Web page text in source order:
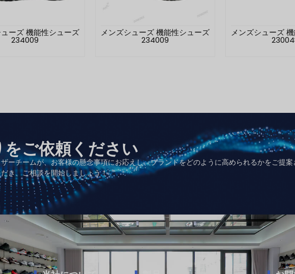
ーズ 機能性シューズ
234009
メンズシューズ 機能性シューズ
234009
メンズシューズ
ご依頼ください
ーチームが、お客様の懸念事項にお応えし、ブランドをどのように高められるかをご提
き、ご相談を開始しましょう！